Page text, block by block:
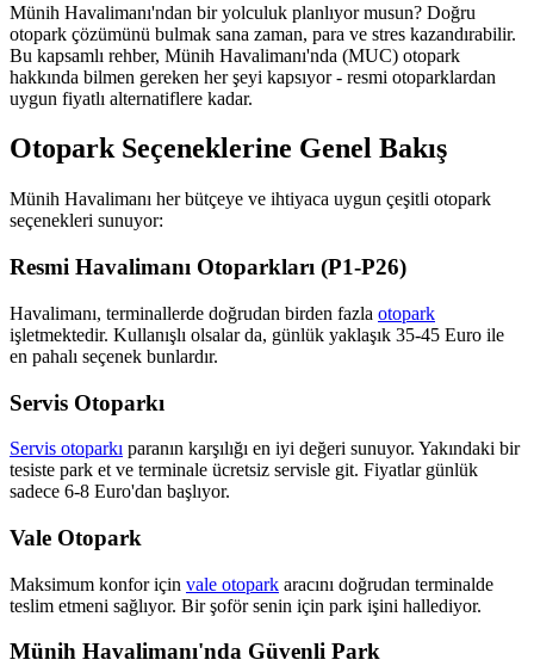
Münih Havalimanı'ndan bir yolculuk planlıyor musun? Doğru
otopark çözümünü bulmak sana zaman, para ve stres kazandırabilir.
Bu kapsamlı rehber, Münih Havalimanı'nda (MUC) otopark
hakkında bilmen gereken her şeyi kapsıyor - resmi otoparklardan
uygun fiyatlı alternatiflere kadar.
Otopark Seçeneklerine Genel Bakış
Münih Havalimanı her bütçeye ve ihtiyaca uygun çeşitli otopark
seçenekleri sunuyor:
Resmi Havalimanı Otoparkları (P1-P26)
Havalimanı, terminallerde doğrudan birden fazla otopark
işletmektedir. Kullanışlı olsalar da, günlük yaklaşık 35-45 Euro ile
en pahalı seçenek bunlardır.
Servis Otoparkı
Servis otoparkı paranın karşılığı en iyi değeri sunuyor. Yakındaki bir
tesiste park et ve terminale ücretsiz servisle git. Fiyatlar günlük
sadece 6-8 Euro'dan başlıyor.
Vale Otopark
Maksimum konfor için vale otopark aracını doğrudan terminalde
teslim etmeni sağlıyor. Bir şoför senin için park işini hallediyor.
Münih Havalimanı'nda Güvenli Park